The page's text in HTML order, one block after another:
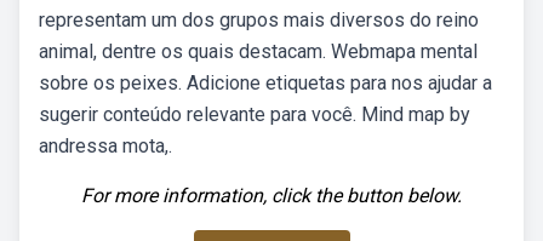
representam um dos grupos mais diversos do reino
animal, dentre os quais destacam. Webmapa mental
sobre os peixes. Adicione etiquetas para nos ajudar a
sugerir conteúdo relevante para você. Mind map by
andressa mota,.
For more information, click the button below.